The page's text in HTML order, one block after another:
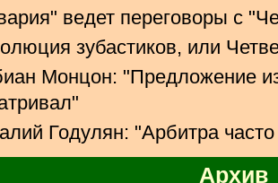
ведет переговоры с
зубастиков, или
Монцон: "Предложение
Годулян: "Арбитра
Архив